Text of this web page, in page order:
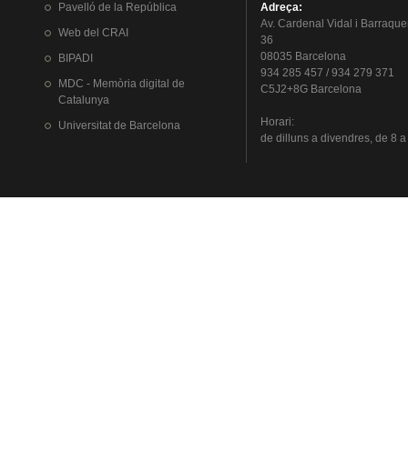
Pavelló de la República
Web del CRAI
BIPADI
MDC - Memòria digital de
Catalunya
Universitat de Barcelona
Adreça:
Av. Cardenal Vidal i
36
08035 Barcelona
934 285 457 / 934 279 371
C5J2+8G Barcelona
Horari:
de dillunsa divendres, de 8